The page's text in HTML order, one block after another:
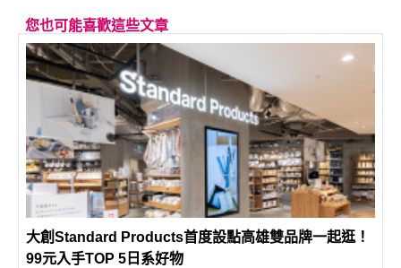
您也可能喜歡這些文章
大創Standard Products首度設點高雄雙品牌一起逛！
99元入手TOP 5日系好物